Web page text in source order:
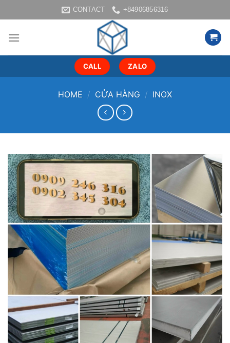
to
CONTACT +84906856316
CALL ZALO
HOME / CỬA HÀNG / INOX